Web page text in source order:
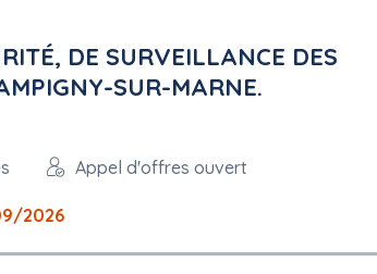
DE SURVEILLANCE DES
SUR-MARNE.
Appel d'offres ouvert
2026